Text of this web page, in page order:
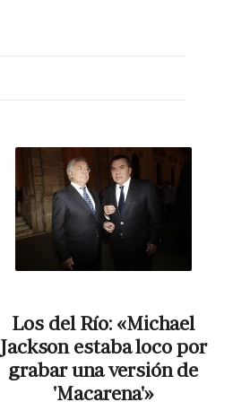
Los del Río: «Michael
Jackson estaba loco por
grabar una versión de
'Macarena'»